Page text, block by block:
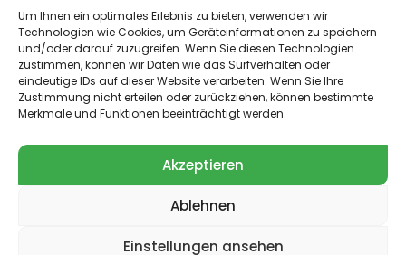
Um Ihnen ein optimales Erlebnis zu bieten, verwenden wir
Technologien wie Cookies, um Geräteinformationen zu speichern
und/oder darauf zuzugreifen. Wenn Sie diesen Technologien
zustimmen, können wir Daten wie das Surfverhalten oder
eindeutige IDs auf dieser Website verarbeiten. Wenn Sie Ihre
Zustimmung nicht erteilen oder zurückziehen, können bestimmte
Merkmale und Funktionen beeinträchtigt werden.
Akzeptieren
Ablehnen
Einstellungen ansehen
Datenschutzerklärung
Administration
Harztor.de als Web-App
auf
iPhone und Android
© 2024 – 2026 Landgemeinde Harztor. Alle Rechte
vorbehalten.